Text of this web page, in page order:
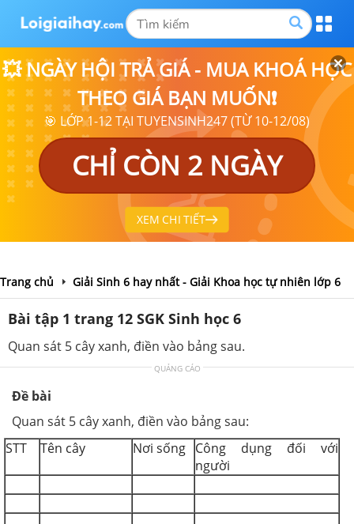
💥 NGÀY HỘI TRẢ GIÁ - MUA KHOÁ HỌC
THEO GIÁ BẠN MUỐN❗
🎯 LỚP 1-12 TẠI TUYENSINH247 (TỪ 10-12/08)
CHỈ CÒN 2 NGÀY
XEM CHI TIẾT
Trang chủ Giải Sinh 6 hay nhất - Giải Khoa học tự nhiên lớp 6
Bài tập 1 trang 12 SGK Sinh học 6
Quan sát 5 cây xanh, điền vào bảng sau.
QUẢNG CÁO
Đề bài
Quan sát 5 cây xanh, điền vào bảng sau:
STT
Tên cây Nơi sống Công dụng đối với
người